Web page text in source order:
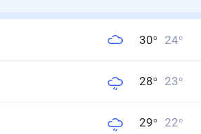
30° 24°
28° 23°
29° 22°